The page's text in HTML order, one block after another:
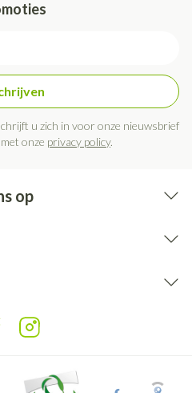
u zich in voor onze nieuwsbrief
onze privacy policy.
op